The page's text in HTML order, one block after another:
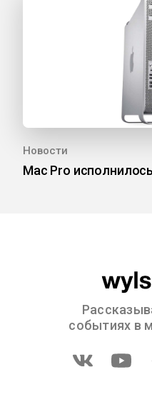
Новости
Mac Pro
событиях в